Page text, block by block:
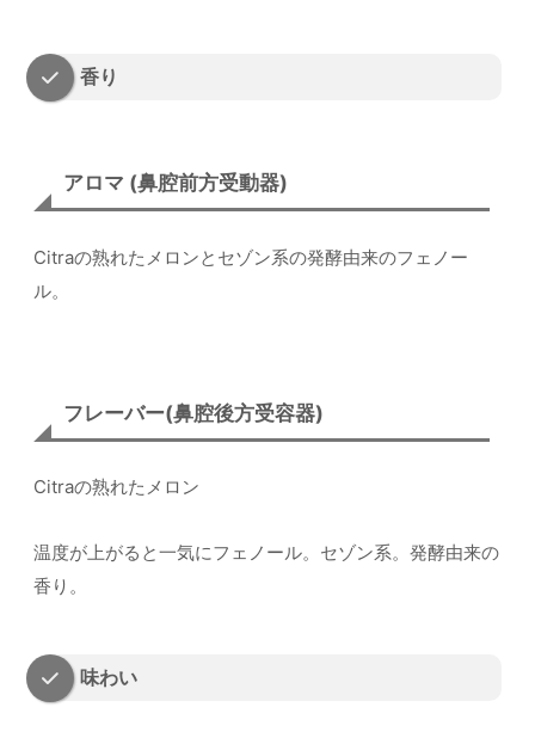
香り
アロマ (鼻腔前方受動器)
Citraの熟れたメロンとセゾン系の発酵由来のフェノー
ル。
フレーバー(鼻腔後方受容器)
Citraの熟れたメロン
温度が上がると一気にフェノール。セゾン系。発酵由来の
香り。
味わい